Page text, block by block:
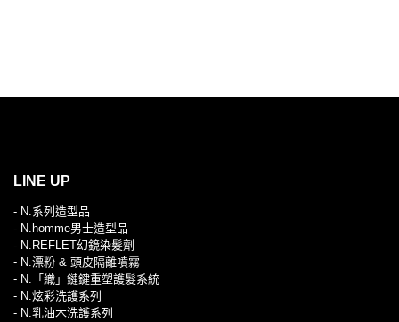
LINE UP
- N.系列造型品
- N.homme男士造型品
- N.REFLET幻鏡染髮劑
- N.漂粉 & 頭皮隔離噴霧
- N.「織」鏈鍵重塑護髮系統
- N.炫彩洗護系列
- N.乳油木洗護系列